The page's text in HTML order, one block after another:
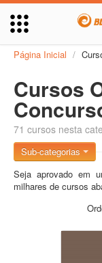
Página Inicial /
Cursos
71 cursos nesta
Sub-categorias
Seja aprovado em
milhares de cursos